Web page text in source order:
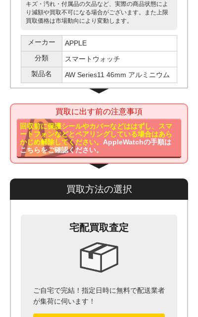
キズ・汚れ・付属品の欠品など、実際の商品状態によ
り減額や買取不可になる場合がございます。また上限
買取価格は市場動向により変動します。
メーカー
APPLE
分類
スマートウォッチ
製品名
AW Series11 46mm アルミニウム
買取に出す前の注意事項
回収前に保護シールやカバーなどははずし、スマ
ートフォンなどとペアリングしている場合はあら
かじめ解除してください。 AppleWatchの手順は
こちらをご確認ください。
買取方法の選択
宅配買取査定
ご自宅で完結！指定日時に無料で配送業者
が集荷に伺います！